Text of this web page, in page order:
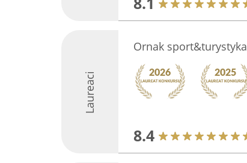
Laureaci
Ornak sport&turystyka
8.4